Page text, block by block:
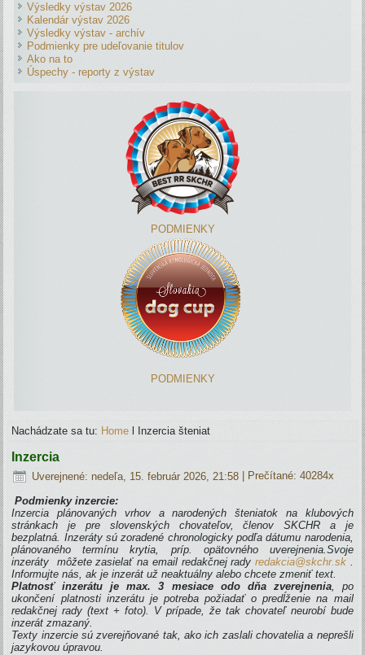
Výsledky výstav 2026
Kalendár výstav 2026
Výsledky výstav - archív
Podmienky pre udeľovanie titulov
Ako na to
Úspechy - reporty z výstav
PODMIENKY
PODMIENKY
Nachádzate sa tu: Home Inzercia šteniat
Inzercia
Uverejnené: nedeľa, 15. február 2026, 21:58 | Prečítané: 40284x
Podmienky inzercie:
Inzercia plánovaných vrhov a narodených šteniatok na klubových
stránkach je pre slovenských chovateľov, členov SKCHR a je
bezplatná. Inzeráty sú zoradené chronologicky podľa dátumu narodenia,
plánovaného termínu krytia, príp. opätovného uverejnenia.Svoje
inzeráty môžete zasielať na email redakčnej rady redakcia@skchr.sk.
Informujte nás, ak je inzerát už neaktuálny alebo chcete zmeniť text.
Platnosť inzerátu je max. 3 mesiace odo dňa zverejnenia, po
ukončení platnosti inzerátu je potreba požiadať o predĺženie na mail
redakčnej rady (text + foto). V prípade, že tak chovateľ neurobí bude
inzerát zmazaný.
Texty inzercie sú zverejňované tak, ako ich zaslali chovatelia a neprešli
jazykovou úpravou.